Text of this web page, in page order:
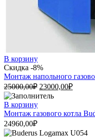
В корзину
Скидка -8%
Монтаж напольного
25000,00₽ 23000,00₽
В корзину
Монтаж газового котла
24960,00₽